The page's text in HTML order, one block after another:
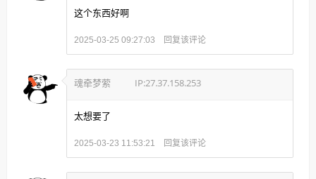
这个东西好啊
2025-03-25 09:27:03 回复该评论
魂牵梦萦 IP:27.37.158.253
太想要了
2025-03-23 11:53:21 回复该评论